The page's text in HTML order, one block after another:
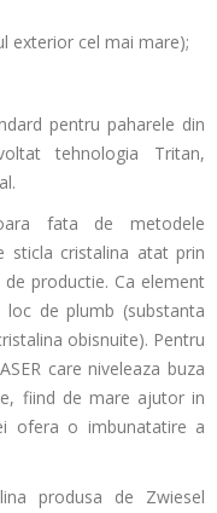
exterior cel mai mare);
pentru paharele din
tehnologia Tritan,
fata de metodele
sticla cristalina atat prin
productie. Ca element
de plumb (substanta
obisnuite). Pentru
care niveleaza buza
fiind de mare ajutor in
ofera o imbunatatire a
produsa de Zwiesel